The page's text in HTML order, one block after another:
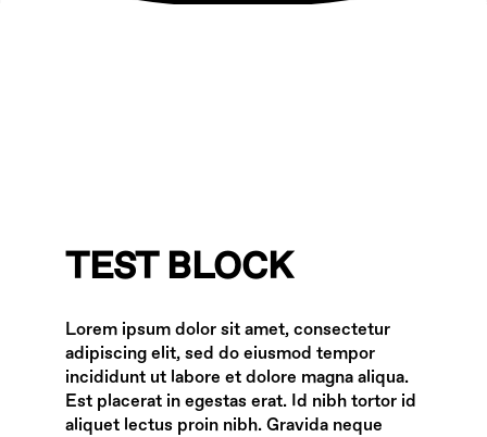
TEST BLOCK
Lorem ipsum dolor sit amet, consectetur
adipiscing elit, sed do eiusmod tempor
incididunt ut labore et dolore magna aliqua.
Est placerat in egestas erat. Id nibh tortor id
aliquet lectus proin nibh. Gravida neque